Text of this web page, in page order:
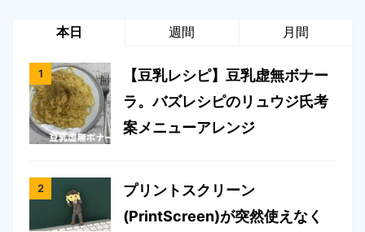
本日 週間 月間
【豆乳レシピ】豆乳虚無ボナー
ラ。バズレシピのリュウジ氏考
案メニューアレンジ
プリントスクリーン
(PrintScreen)が突然使えなく